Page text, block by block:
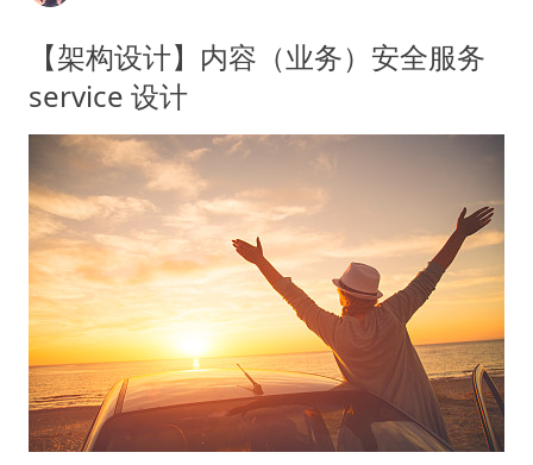
【架构设计】内容（业务）安全服务
service 设计